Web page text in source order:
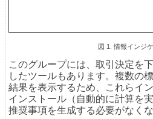
図 1. 情報インジ
このグループには、取引決定を
したツールもあります。複数の
結果を表示するため、これらイ
インストール（自動的に計算を
推奨事項を生成する必要がなくな